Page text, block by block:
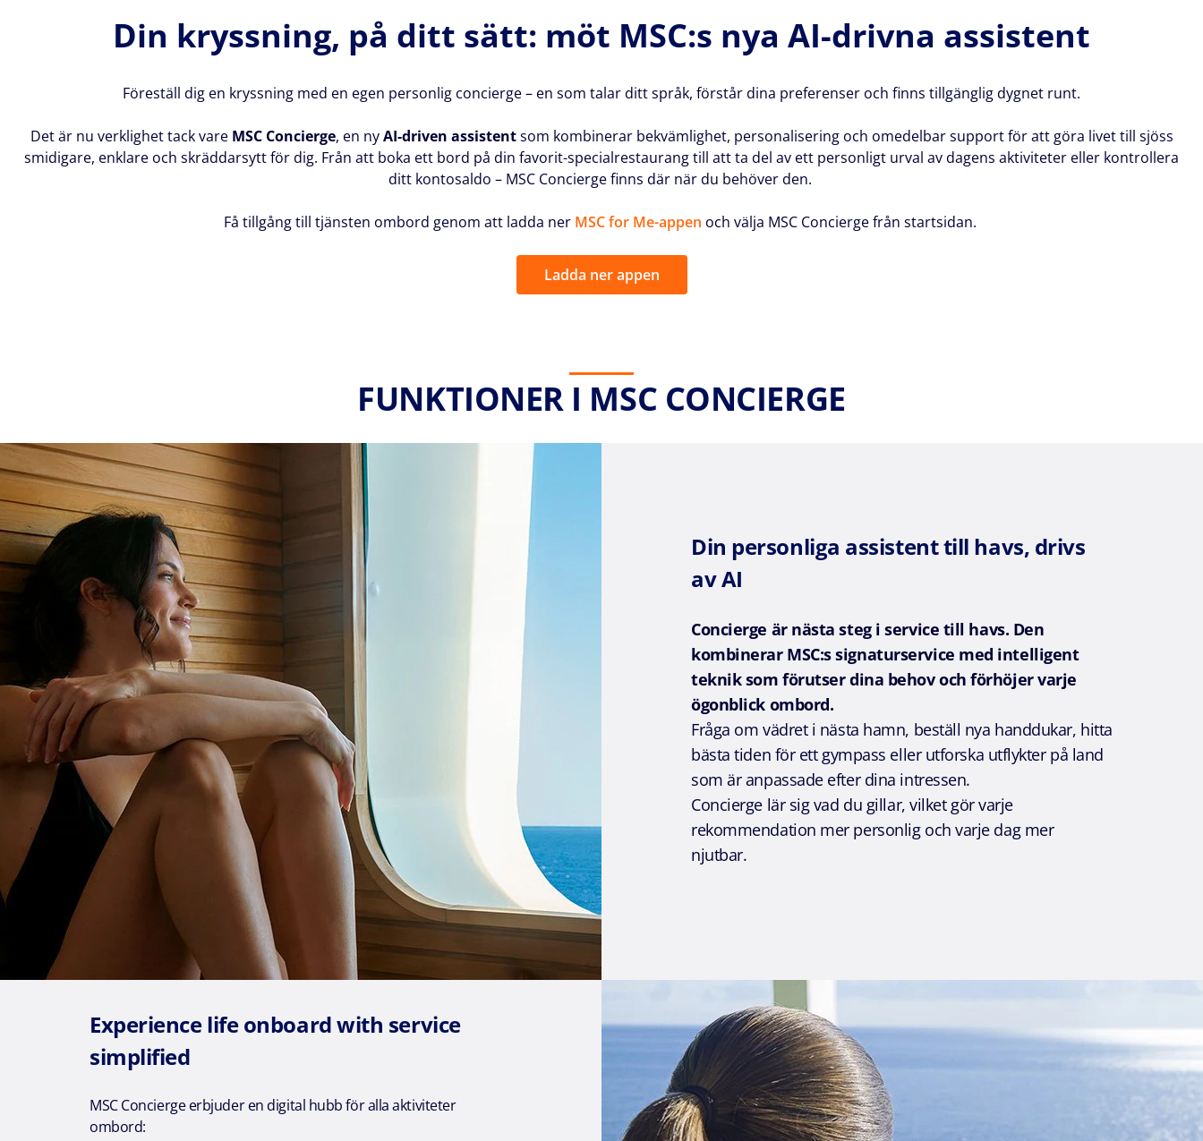
Din kryssning, på ditt sätt: möt MSC:s nya AI-drivna assistent
Föreställ dig en kryssning med en egen personlig concierge – en som talar ditt språk, förstår dina preferenser och finns tillgänglig dygnet runt.
Det är nu verklighet tack vare MSC Concierge, en ny AI-driven assistentsom kombinerar bekvämlighet, personalisering och omedelbar support för att göra livet till sjöss
smidigare, enklare och skräddarsytt för dig. Från att boka ett bord på din favorit-specialrestaurang till att ta del av ett personligt urval av dagens aktiviteter eller kontrollera
ditt kontosaldo – MSC Concierge finns där när du behöver den.
Få tillgång till tjänsten ombord genom att ladda ner MSC for Me-appen och välja MSC Concierge från startsidan.
Ladda ner appen
FUNKTIONER I MSC CONCIERGE
Din personliga assistent till havs, drivs
av AI
Concierge är nästa steg i service till havs. Den
kombinerar MSC:s signaturservice med intelligent
tekniksom förutser dina behov och förhöjer varje
ögonblick ombord.
Fråga om vädret i nästa hamn, beställ nya handdukar, hitta
bästa tiden för ett gympass eller utforska utflykter på land
som är anpassade efter dina intressen.
Concierge lär sig vad du gillar, vilket gör varje
rekommendation mer personlig och varje dag mer
njutbar.
Experience life onboard with service
simplified
MSC Concierge erbjuder en digital hubb för alla aktiviteter
ombord: